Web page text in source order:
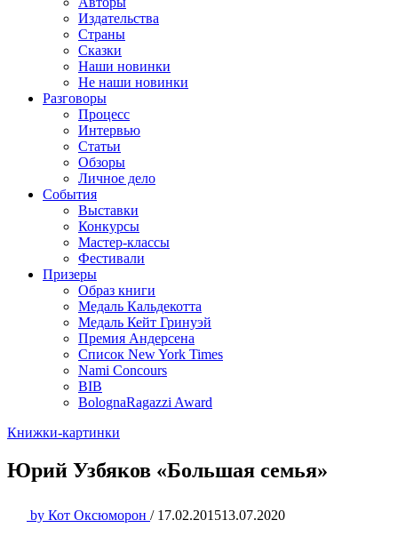
Издательства
Страны
Сказки
Наши новинки
Не наши новинки
Разговоры
Процесс
Интервью
Статьи
Обзоры
Личное дело
События
Выставки
Конкурсы
Мастер-классы
Фестивали
Призеры
Образ книги
Медаль Кальдекотта
Медаль Кейт Гринуэй
Премия Андерсена
Список New York Times
Nami Concours
BIB
BolognaRagazzi Award
Книжки-картинки
Юрий Узбяков «Большая семья»
by Кот Оксюморон / 17.02.201513.07.2020